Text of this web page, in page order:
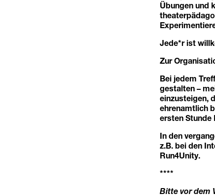
Übungen und
Jede*r ist
Zur
Bei jedem
gestalten –
einzusteigen,
ehrenamtlich
ersten Stunde
In den
z.B. bei den
Run4Unity.
****
Bitte vor dem